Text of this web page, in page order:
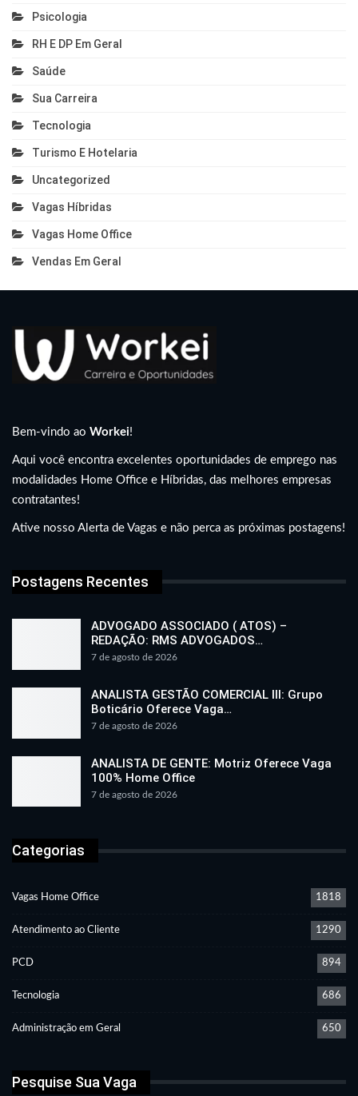
Psicologia
RH E DP Em Geral
Saúde
Sua Carreira
Tecnologia
Turismo E Hotelaria
Uncategorized
Vagas Híbridas
Vagas Home Office
Vendas Em Geral
Bem-vindo ao Workei!
Aqui você encontra excelentes oportunidades de emprego nas
modalidades Home Office e Híbridas, das melhores empresas
contratantes!
Ative nosso Alerta de Vagas e não perca as próximas postagens!
Postagens Recentes
ADVOGADO ASSOCIADO ( ATOS) –
REDAÇÃO: RMS ADVOGADOS…
7 de agosto de 2026
ANALISTA GESTÃO COMERCIAL III: Grupo
Boticário Oferece Vaga…
7 de agosto de 2026
ANALISTA DE GENTE: Motriz Oferece Vaga
100% Home Office
7 de agosto de 2026
Categorias
Vagas Home Office 1818
Atendimento ao Cliente 1290
PCD 894
Tecnologia 686
Administração em Geral 650
Pesquise Sua Vaga